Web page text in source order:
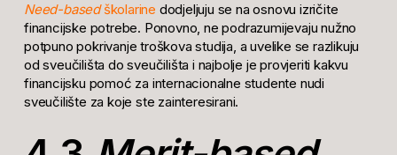
Need-basedškolarine dodjeljuju se na osnovu izričite
financijske potrebe. Ponovno, ne podrazumijevaju nužno
potpuno pokrivanje troškova studija, a uvelike se razlikuju
od sveučilišta do sveučilišta i najbolje je provjeriti kakvu
financijsku pomoć za internacionalne studente nudi
sveučilište za koje ste zainteresirani.